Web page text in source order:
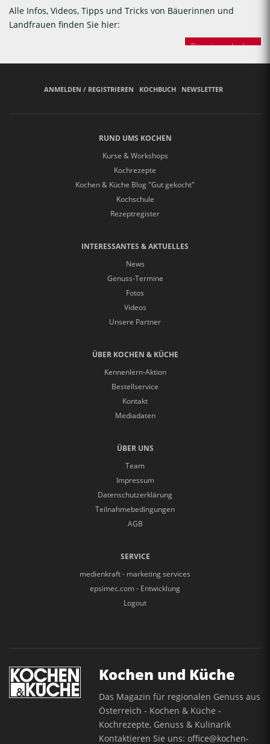
Alle Infos, Videos, Tipps und Tricks von Bäuerinnen und
Landfrauen finden Sie hier:
Bäuerinnen backen
ANMELDEN / REGISTRIEREN KOCHBUCH NEWSLETTER
RUND UMS KOCHEN
Kurse & Workshops
Kochrezepte
Kochen & Küche Blog "Gut gekocht"
Kochschule
Rezeptregister
INTERESSANTES & AKTUELLES
News
Genuss-Termine
Fotos
Videos
Unsere Partner
ÜBER KOCHEN & KÜCHE
Kennenlern-Aktion
Bestellservice
Kontakt
Mediadaten
ÜBER UNS
Team
Impressum
Datenschutzerklärung
Teilnahmebedingungen
AGB
SERVICE
medienkraft - marketing services
epsimec.com - Entwicklung
Logout
Kochen und Küche
Das Magazin für regionalen Genuss aus
Österreich - Kochen & Küche -
Kochrezepte, Genuss & Kulinarik
Kontaktieren Sie uns:office@kochen-